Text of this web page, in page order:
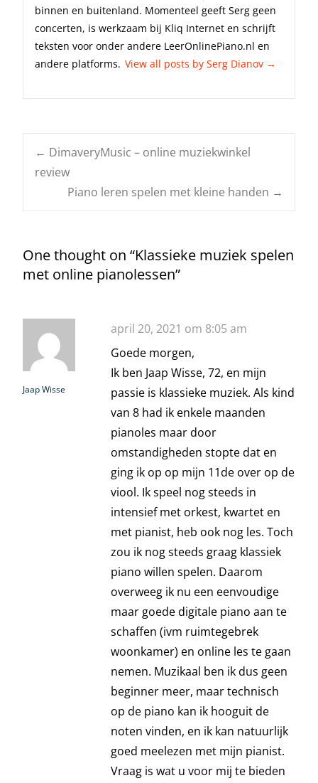
binnen en buitenland. Momenteel geeft Serg geen
concerten, is werkzaam bij Kliq Internet en schrijft
teksten voor onder andere LeerOnlinePiano.nl en
andere platforms. View all posts by Serg Dianov →
Post
navigation
← DimaveryMusic – online muziekwinkel
review
Piano leren spelen met kleine handen →
One thought on “Klassieke muziek spelen
met online pianolessen”
Jaap Wisse
april 20, 2021 om 8:05 am
Goede morgen,
Ik ben Jaap Wisse, 72, en mijn
passie is klassieke muziek. Als kind
van 8 had ik enkele maanden
pianoles maar door
omstandigheden stopte dat en
ging ik op op mijn 11de over op de
viool. Ik speel nog steeds in
intensief met orkest, kwartet en
met pianist, heb ook nog les. Toch
zou ik nog steeds graag klassiek
piano willen spelen. Daarom
overweeg ik nu een eenvoudige
maar goede digitale piano aan te
schaffen (ivm ruimtegebrek
woonkamer) en online les te gaan
nemen. Muzikaal ben ik dus geen
beginner meer, maar technisch
op de piano kan ik hooguit de
noten vinden, en ik kan natuurlijk
goed meelezen met mijn pianist.
Vraag is wat u voor mij te bieden